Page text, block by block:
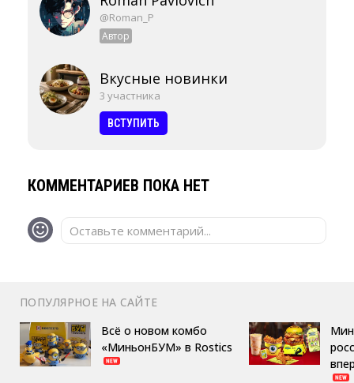
@Roman_P
Автор
Вкусные новинки
3 участника
ВСТУПИТЬ
КОММЕНТАРИЕВ ПОКА НЕТ
Оставьте комментарий...
ПОПУЛЯРНОЕ НА САЙТЕ
Всё о новом комбо
«МиньонБУМ» в Rostics